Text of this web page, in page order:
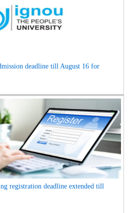
deadline till August 16 for
registration deadline extended till